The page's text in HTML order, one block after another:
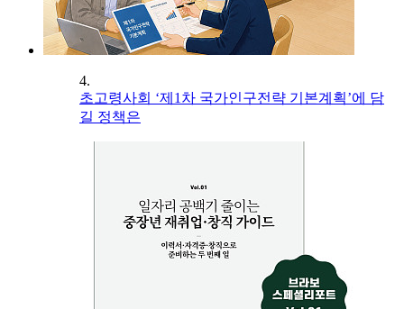
4.
초고령사회 ‘제1차 국가인구전략 기본계획’에 담
길 정책은